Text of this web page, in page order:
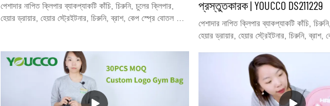
পেশাদার নাপিত ক্লিপার ব্যাকপ্যাকটি কাঁচি, চিরুনি, চুলের ক্লিপার,
হেয়ার ড্রায়ার, হেয়ার স্ট্রেইটনার, চিরুনি, ব্রাশ, কেপ স্প্রে বোতল এবং
নাপিত স্কুলের ছাত্র, পেশাদার হেয়ারড্রেসার জন্য উপযুক্ত！
প্রস্তুতকারক | YOUCCO DS211229
পেশাদার নাপিত ক্লিপার ব্যাকপ্যাকটি কাঁচি,
হেয়ার ড্রায়ার, হেয়ার স্ট্রেইটনার, চিরুনি, ব্রাশ,
হেয়ারড্রেসিং টুল ব্যাকপ্যাক। একজন শিক্ষানবিস
নাপিত স্কুলের ছাত্র, পেশাদার হেয়ারড্রেসার